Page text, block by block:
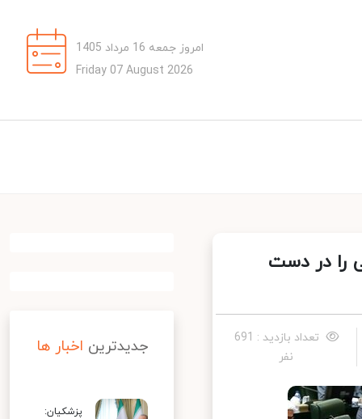
امروز جمعه 16 مرداد 1405
Friday 07 August 2026
را در دست
تعداد بازدید : 691
نفر
جدیدترین اخبار ها
پزشکیان: